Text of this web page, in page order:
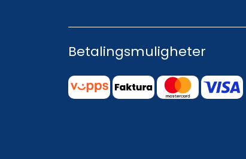
Betalingsmuligheter